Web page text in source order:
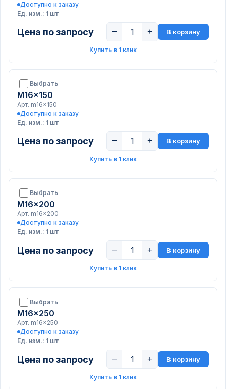
Доступно к заказу
Ед. изм.: 1 шт
Цена по запросу − + В корзину
Купить в 1 клик
Выбрать
M16x150
Арт. m16x150
Доступно к заказу
Ед. изм.: 1 шт
Цена по запросу − + В корзину
Купить в 1 клик
Выбрать
M16x200
Арт. m16x200
Доступно к заказу
Ед. изм.: 1 шт
Цена по запросу − + В корзину
Купить в 1 клик
Выбрать
M16x250
Арт. m16x250
Доступно к заказу
Ед. изм.: 1 шт
Цена по запросу − + В корзину
Купить в 1 клик